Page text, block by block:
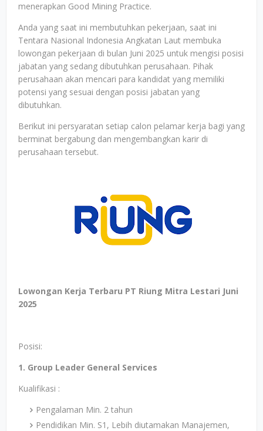
menerapkan Good Mining Practice.
Anda yang saat ini membutuhkan pekerjaan, saat ini
Tentara Nasional Indonesia Angkatan Laut membuka
lowongan pekerjaan di bulan Juni 2025 untuk mengisi posisi
jabatan yang sedang dibutuhkan perusahaan. Pihak
perusahaan akan mencari para kandidat yang memiliki
potensi yang sesuai dengan posisi jabatan yang
dibutuhkan.
Berikut ini persyaratan setiap calon pelamar kerja bagi yang
berminat bergabung dan mengembangkan karir di
perusahaan tersebut.
Lowongan Kerja Terbaru PT Riung Mitra Lestari Juni
2025
Posisi:
1. Group Leader General Services
Kualifikasi :
Pengalaman Min. 2 tahun
Pendidikan Min. S1, Lebih diutamakan Manajemen,